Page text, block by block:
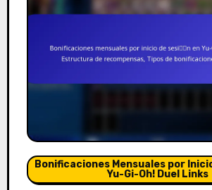
Bonificaciones Mensuales por
Yu-Gi-Oh! Duel Links